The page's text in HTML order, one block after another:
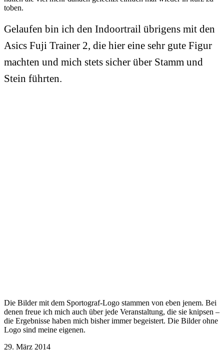
toben.
Gelaufen bin ich den Indoortrail übrigens mit den
Asics Fuji Trainer 2, die hier eine sehr gute Figur
machten und mich stets sicher über Stamm und
Stein führten.
Die Bilder mit dem Sportograf-Logo stammen von eben jenem. Bei
denen freue ich mich auch über jede Veranstaltung, die sie knipsen –
die Ergebnisse haben mich bisher immer begeistert. Die Bilder ohne
Logo sind meine eigenen.
29. März 2014